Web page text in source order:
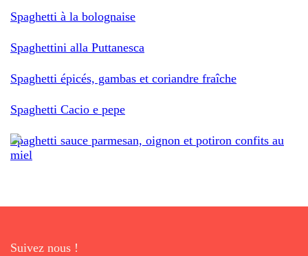
Spaghetti à la bolognaise
Spaghettini alla Puttanesca
Spaghetti épicés, gambas et coriandre fraîche
Spaghetti Cacio e pepe
Spaghetti sauce parmesan, oignon et potiron confits au
miel
Suivez nous !